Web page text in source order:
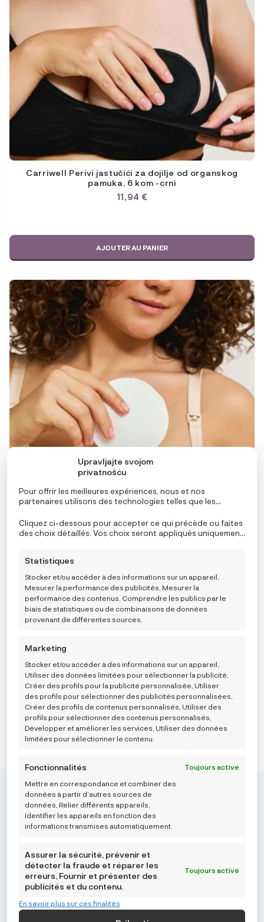
Upravljajte svojom
privatnošću
Pour offrir les meilleures expériences, nous et nos
partenaires utilisons des technologies telles que les
l’appareil. Le consentement à ces technologies nous
permettra, ainsi qu’à nos partenaires, de traiter des
données personnelles telles que le comportement de
publicités (non-) personnalisées. Ne pas consentir ou
fonctionnalités et fonctions.
Cliquez ci-dessous pour accepter ce qui précède ou faites
des choix détaillés. Vos choix seront appliqués uniquement
utilisant les boutons de la politique de cookies, ou en
cliquant sur l’onglet de gestion du consentement en bas de
l’écran.
Statistiques
Stocker et/ou accéder à des informations sur un appareil,
Mesurer la performance des publicités, Mesurer la
performance des contenus, Comprendre les publics par le
biais de statistiques ou de combinaisons de données
provenant de différentes sources.
Marketing
Stocker et/ou accéder à des informations sur un appareil,
Utiliser des données limitées pour sélectionner la publicité,
Créer des profils pour la publicité personnalisée, Utiliser
des profils pour sélectionner des publicités personnalisées,
Créer des profils de contenus personnalisés, Utiliser des
profils pour sélectionner des contenus personnalisés,
Développer et améliorer les services, Utiliser des données
limitées pour sélectionner le contenu.
Fonctionnalités
Toujours activé
Mettre en correspondance et combiner des
données à partir d’autres sources de
données, Relier différents appareils,
Identifier les appareils en fonction des
informations transmises automatiquement.
Assurer la sécurité, prévenir et
détecter la fraude et réparer les
erreurs, Fournir et présenter des
publicités et du contenu.
Toujours activé
En savoir plus sur ces finalités
Carriwell Perivi jastučići za dojilje od organskog
pamuka, 6 kom -crni
11,94 €
AJOUTER AU PANIER
Carriwell Perivi jastučići za dojilje od svile, 6 kom
17,25€
AJOUTER AU PANIER
Mikroedra d.o.o.
info@najnaj.eu
TIPS